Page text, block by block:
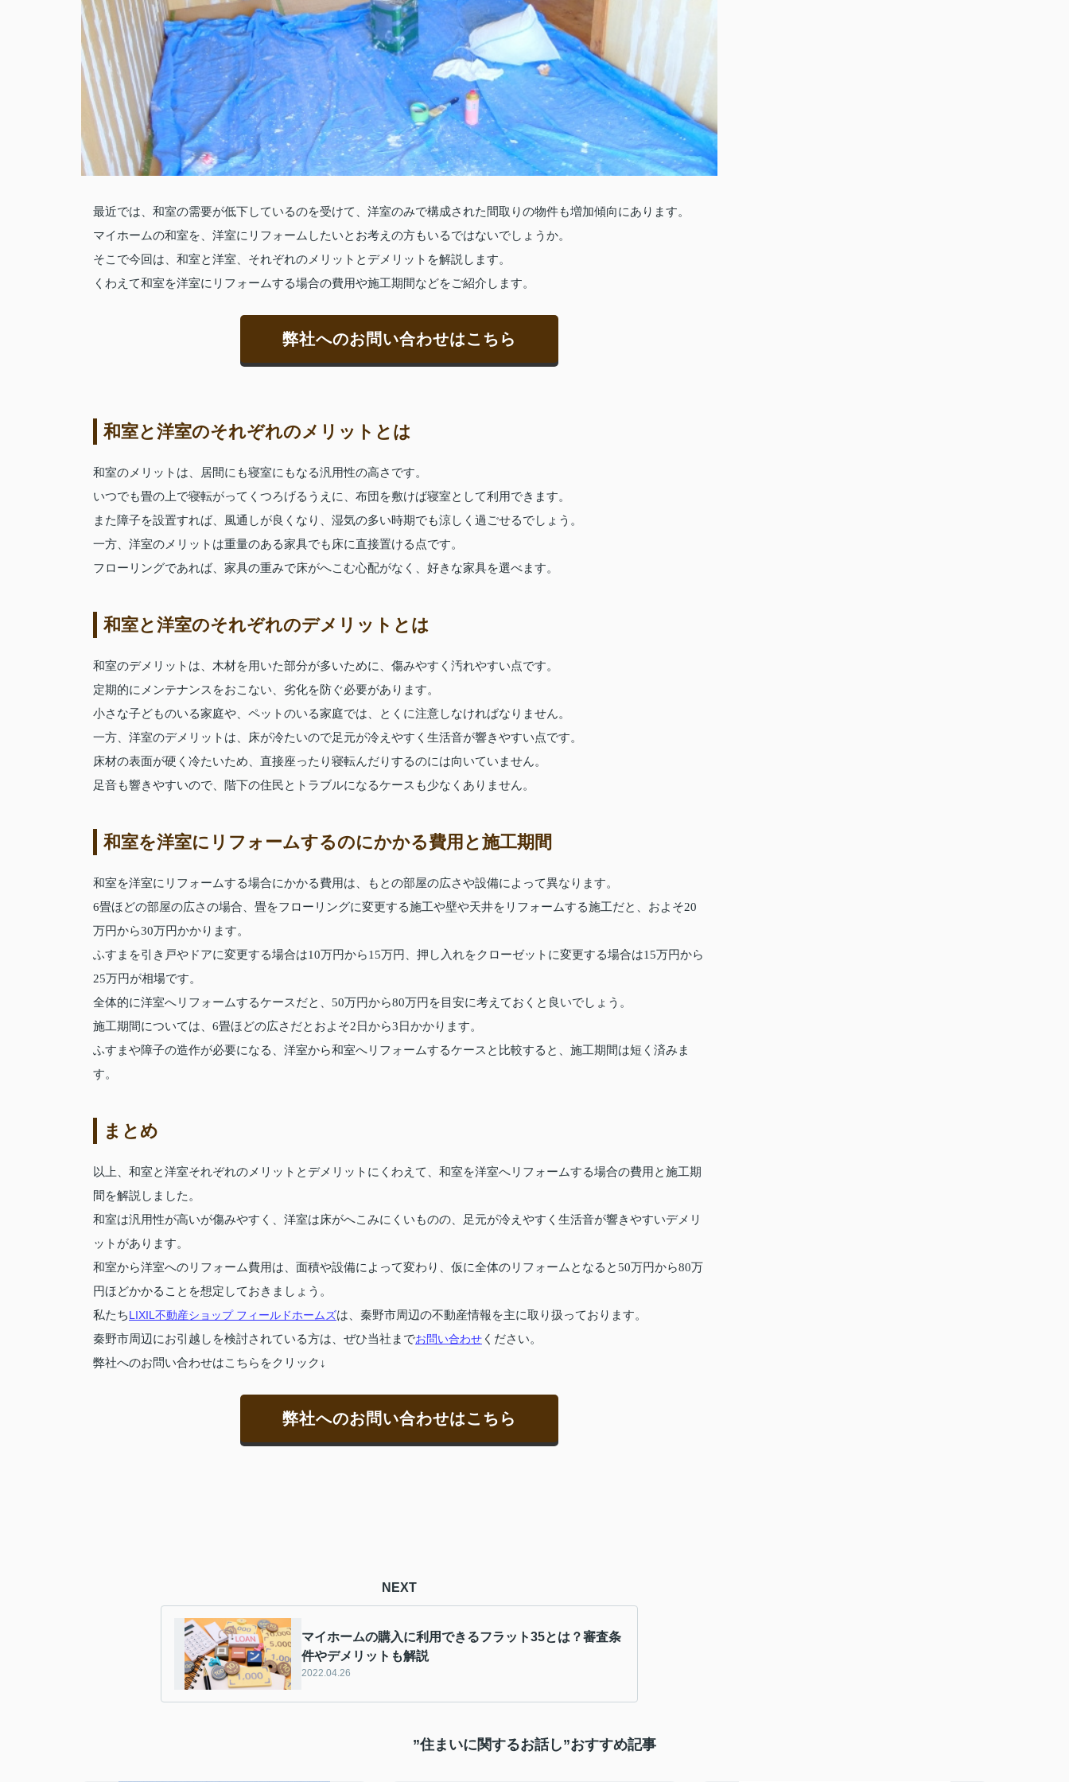
最近では、和室の需要が低下しているのを受けて、洋室のみで構成された間取りの物件も増加傾向にあります。
マイホームの和室を、洋室にリフォームしたいとお考えの方もいるではないでしょうか。
そこで今回は、和室と洋室、それぞれのメリットとデメリットを解説します。
くわえて和室を洋室にリフォームする場合の費用や施工期間などをご紹介します。
弊社へのお問い合わせはこちら
和室と洋室のそれぞれのメリットとは
和室のメリットは、居間にも寝室にもなる汎用性の高さです。
いつでも畳の上で寝転がってくつろげるうえに、布団を敷けば寝室として利用できます。
また障子を設置すれば、風通しが良くなり、湿気の多い時期でも涼しく過ごせるでしょう。
一方、洋室のメリットは重量のある家具でも床に直接置ける点です。
フローリングであれば、家具の重みで床がへこむ心配がなく、好きな家具を選べます。
和室と洋室のそれぞれのデメリットとは
和室のデメリットは、木材を用いた部分が多いために、傷みやすく汚れやすい点です。
定期的にメンテナンスをおこない、劣化を防ぐ必要があります。
小さな子どものいる家庭や、ペットのいる家庭では、とくに注意しなければなりません。
一方、洋室のデメリットは、床が冷たいので足元が冷えやすく生活音が響きやすい点です。
床材の表面が硬く冷たいため、直接座ったり寝転んだりするのには向いていません。
足音も響きやすいので、階下の住民とトラブルになるケースも少なくありません。
和室を洋室にリフォームするのにかかる費用と施工期間
和室を洋室にリフォームする場合にかかる費用は、もとの部屋の広さや設備によって異なります。
6畳ほどの部屋の広さの場合、畳をフローリングに変更する施工や壁や天井をリフォームする施工だと、およそ20
万円から30万円かかります。
ふすまを引き戸やドアに変更する場合は10万円から15万円、押し入れをクローゼットに変更する場合は15万円から
25万円が相場です。
全体的に洋室へリフォームするケースだと、50万円から80万円を目安に考えておくと良いでしょう。
施工期間については、6畳ほどの広さだとおよそ2日から3日かかります。
ふすまや障子の造作が必要になる、洋室から和室へリフォームするケースと比較すると、施工期間は短く済みま
す。
まとめ
以上、和室と洋室それぞれのメリットとデメリットにくわえて、和室を洋室へリフォームする場合の費用と施工期
間を解説しました。
和室は汎用性が高いが傷みやすく、洋室は床がへこみにくいものの、足元が冷えやすく生活音が響きやすいデメリ
ットがあります。
和室から洋室へのリフォーム費用は、面積や設備によって変わり、仮に全体のリフォームとなると50万円から80万
円ほどかかることを想定しておきましょう。
私たちLIXIL不動産ショップ フィールドホームズは、秦野市周辺の不動産情報を主に取り扱っております。
秦野市周辺にお引越しを検討されている方は、ぜひ当社までお問い合わせ ください。
弊社へのお問い合わせはこちらをクリック↓
弊社へのお問い合わせはこちら
NEXT
マイホームの購入に利用できるフラット35とは？審査条
件やデメリットも解説
2022.04.26
”住まいに関するお話し”おすすめ記事